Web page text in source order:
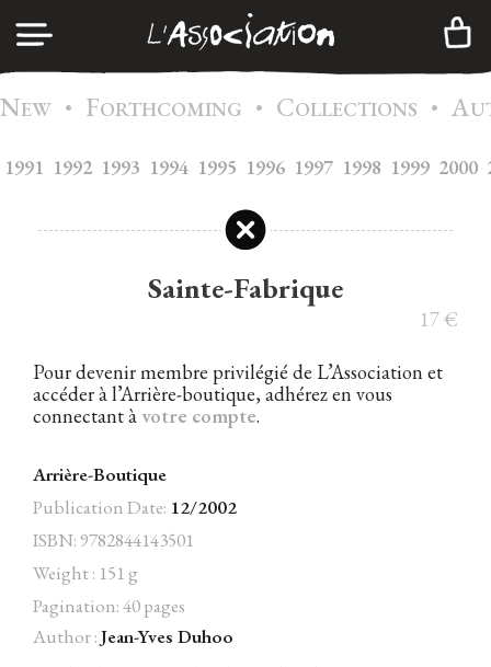
AGENDA
CATALOG
CONTACTS
NEWSLETTER
Facebook
incandescence
LOG IN
CREATE AN ACCOUNT
NEW • FORTHCOMING • COLLECTIONS • A
1991 1992 1993 1994 1995 1996 1997 1998 1999 2000
Sainte-Fabrique
17€
Pour devenir membre privilégié de L’Association et
accéder à l’Arrière-boutique, adhérez en vous
connectant à votre compte.
Arrière-Boutique
Publication Date: 12/2002
ISBN: 9782844143501
Weight : 151 g
Pagination: 40 pages
Author :Jean-Yves Duhoo